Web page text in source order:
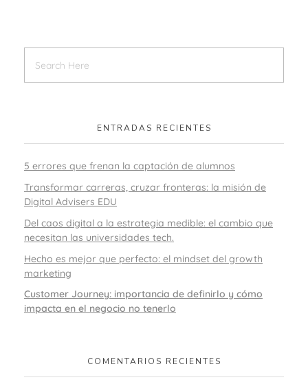
ENTRADAS RECIENTES
5 errores que frenan la captación de alumnos
Transformar carreras, cruzar fronteras: la misión de
Digital Advisers EDU
Del caos digital a la estrategia medible: el cambio que
necesitan las universidades tech.
Hecho es mejor que perfecto: el mindset del growth
marketing
Customer Journey: importancia de definirlo y cómo
impacta en el negocio no tenerlo
COMENTARIOS RECIENTES